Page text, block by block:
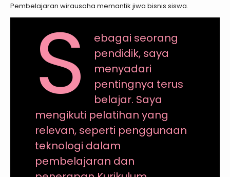
Pembelajaran wirausaha memantik jiwa bisnis siswa.
S
ebagai seorang
pendidik, saya
menyadari
pentingnya terus
belajar. Saya
mengikuti pelatihan yang
relevan, seperti penggunaan
teknologi dalam
pembelajaran dan